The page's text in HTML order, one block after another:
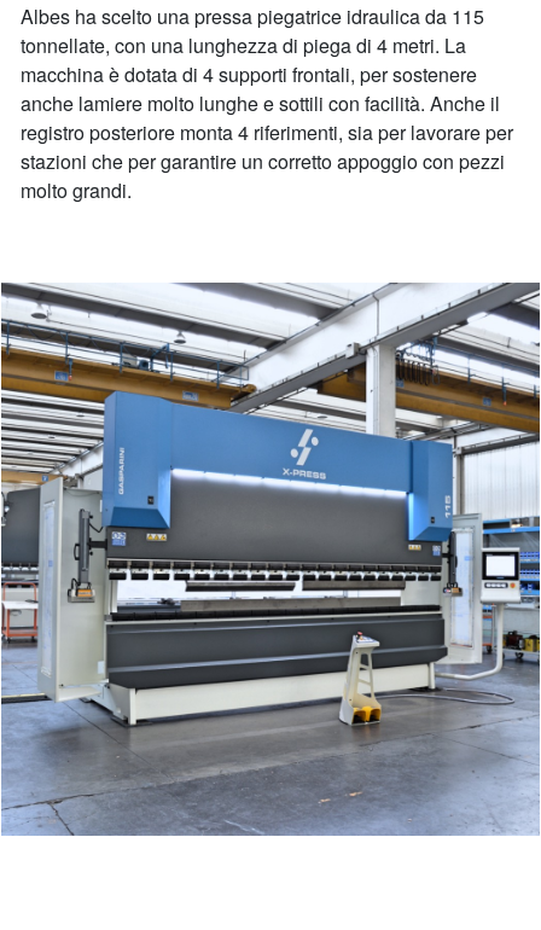
Albes ha scelto una pressa piegatrice idraulica da 115
tonnellate, con una lunghezza di piega di 4 metri. La
macchina è dotata di 4 supporti frontali, per sostenere
anche lamiere molto lunghe e sottili con facilità. Anche il
registro posteriore monta 4 riferimenti, sia per lavorare per
stazioni che per garantire un corretto appoggio con pezzi
molto grandi.